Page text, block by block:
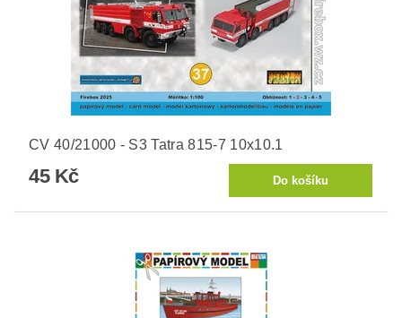
CV 40/21000 - S3 Tatra 815-7 10x10.1
45 Kč